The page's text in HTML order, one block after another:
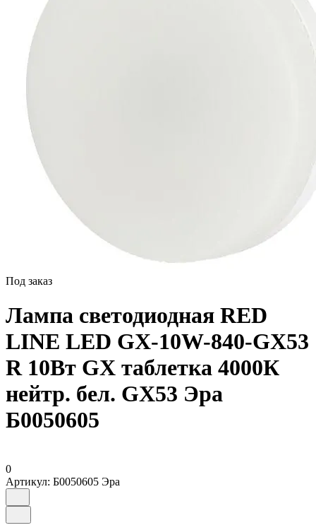
Под заказ
Лампа светодиодная RED
LINE LED GX-10W-840-GX53
R 10Вт GX таблетка 4000К
нейтр. бел. GX53 Эра
Б0050605
0
Артикул: Б0050605 Эра